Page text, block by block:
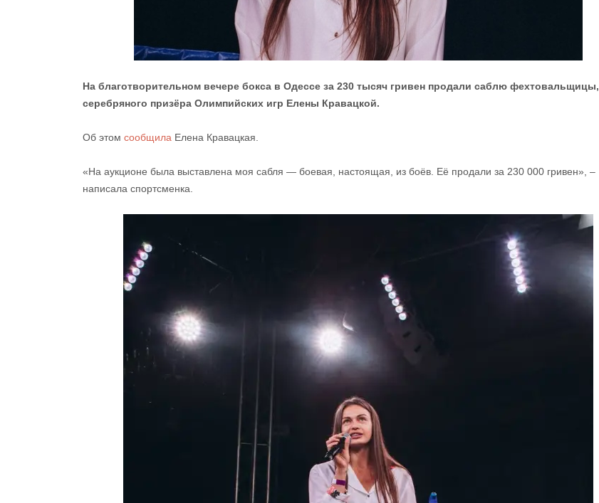
На благотворительном вечере бокса в Одессе за 230 тысяч гривен продали саблю фехтовальщицы,
серебряного призёра Олимпийских игр Елены Кравацкой.
Об этом сообщила Елена Кравацкая.
«На аукционе была выставлена ​​моя сабля — боевая, настоящая, из боёв. Её продали за 230 000 гривен», –
написала спортсменка.